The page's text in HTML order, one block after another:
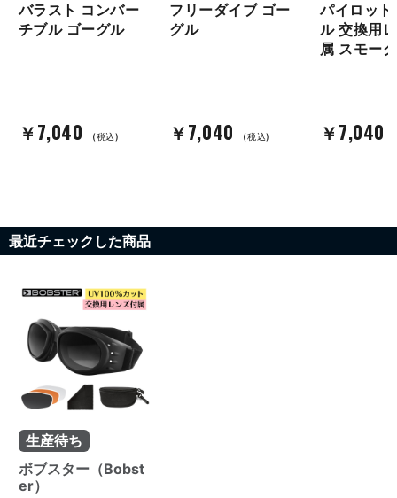
バラスト コンバー
チブル ゴーグル
￥7,040 (税込)
フリーダイブ ゴー
グル
￥7,040 (税込)
パイロッ
ル 交換用
属 スモー
￥7,040
最近チェックした商品
生産待ち
ボブスター（Bobst
er）